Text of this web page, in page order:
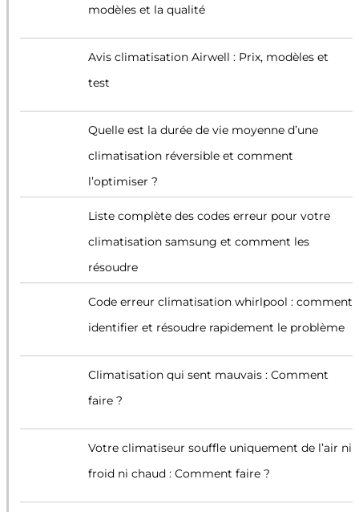
modèles et la qualité
Avis climatisation Airwell : Prix, modèles et
test
Quelle est la durée de vie moyenne d’une
climatisation réversible et comment
l’optimiser ?
Liste complète des codes erreur pour votre
climatisation samsung et comment les
résoudre
Code erreur climatisation whirlpool : comment
identifier et résoudre rapidement le problème
Climatisation qui sent mauvais : Comment
faire ?
Votre climatiseur souffle uniquement de l’air ni
froid ni chaud : Comment faire ?